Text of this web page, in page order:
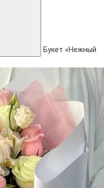
Букет «Нежный